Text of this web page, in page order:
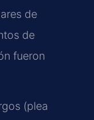
de
de
fueron
(plea